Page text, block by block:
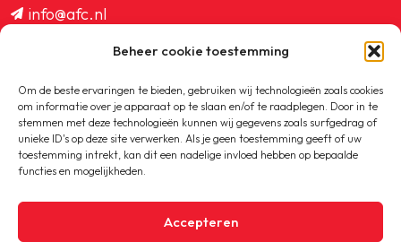
Beheer cookie toestemming
Om de beste ervaringen te bieden, gebruiken wij technologieën zoals cookies
om informatie over je apparaat op te slaan en/of te raadplegen. Door in te
stemmen met deze technologieën kunnen wij gegevens zoals surfgedrag of
unieke ID's op deze site verwerken. Als je geen toestemming geeft of uw
toestemming intrekt, kan dit een nadelige invloed hebben op bepaalde
functies en mogelijkheden.
Accepteren
info@afc.nl
ledenadministratie@afc.nl
Copyright © 2020-2026 AFC